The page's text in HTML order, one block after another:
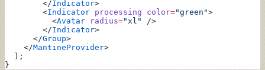
        </
Indicator>
        <
Indicator processing color="green">
          <
Avatar radius="xl"
/>
        </
Indicator>
      </
Group>
    </
MantineProvider>
  );
}